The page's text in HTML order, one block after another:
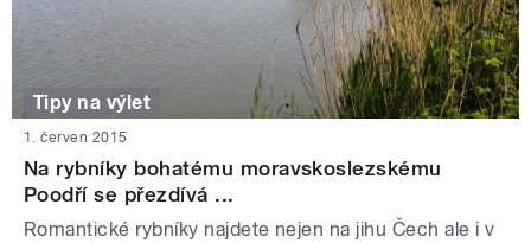
Tipy na výlet
1. červen 2015
Na rybníky bohatému moravskoslezskému
Poodří se přezdívá ...
Romantické rybníky najdete nejen na jihu Čech ale i v